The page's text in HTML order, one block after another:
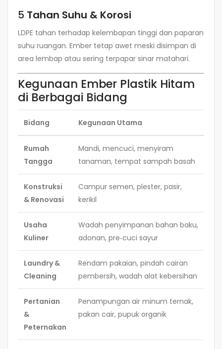
5 Tahan Suhu & Korosi
LDPE tahan terhadap kelembapan tinggi dan paparan
suhu ruangan. Ember tetap awet meski disimpan di
area lembap atau sering terpapar sinar matahari.
Kegunaan Ember Plastik Hitam
di Berbagai Bidang
Bidang Kegunaan Utama
Rumah
Tangga
Mandi, mencuci, menyiram
tanaman, tempat sampah basah
Konstruksi
& Renovasi
Campur semen, plester, pasir,
kerikil
Usaha
Kuliner
Wadah penyimpanan bahan baku,
adonan, pre‑cuci sayur
Laundry &
Cleaning
Rendam pakaian, pindah cairan
pembersih, wadah alat kebersihan
Pertanian
&
Peternakan
Penampungan air minum ternak,
pakan cair, pupuk organik